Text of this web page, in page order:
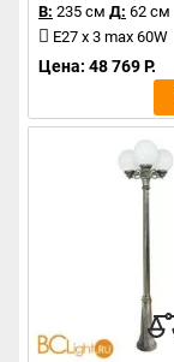
В: 235 см Д: 62 см
E27 x 3 max 60W
Цена: 48 769 Р.